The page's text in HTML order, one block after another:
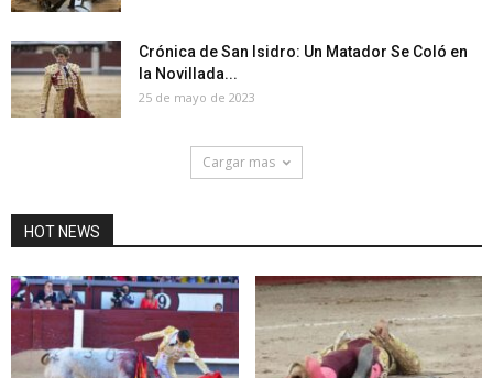
Crónica de San Isidro: Un Matador Se Coló en
la Novillada...
25 de mayo de 2023
Cargar mas
HOT NEWS